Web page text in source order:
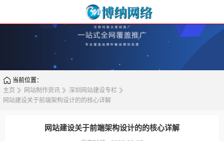
当前位置：
主页
网站制作资讯
深圳网站建设专栏
网站建设关于前端架构设计的的核心详解
网站建设关于前端架构设计的的核心详解